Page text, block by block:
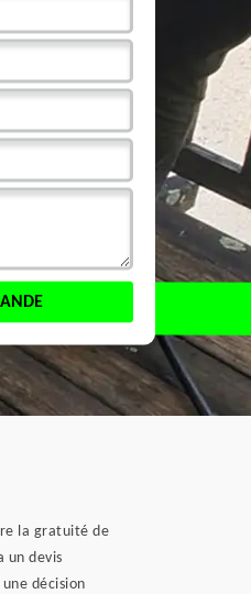
la gratuité de
un devis
décision